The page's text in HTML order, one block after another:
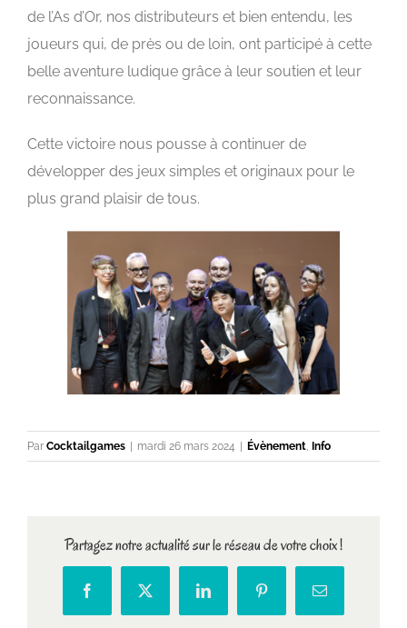
de l’As d’Or, nos distributeurs et bien entendu, les
joueurs qui, de près ou de loin, ont participé à cette
belle aventure ludique grâce à leur soutien et leur
reconnaissance.
Cette victoire nous pousse à continuer de
développer des jeux simples et originaux pour le
plus grand plaisir de tous.
Par Cocktailgames mardi 26 mars 2024 Évènement, Info
Partagez notre actualité sur le réseau de votre choix !
FacebookX LinkedIn Pinterest Email